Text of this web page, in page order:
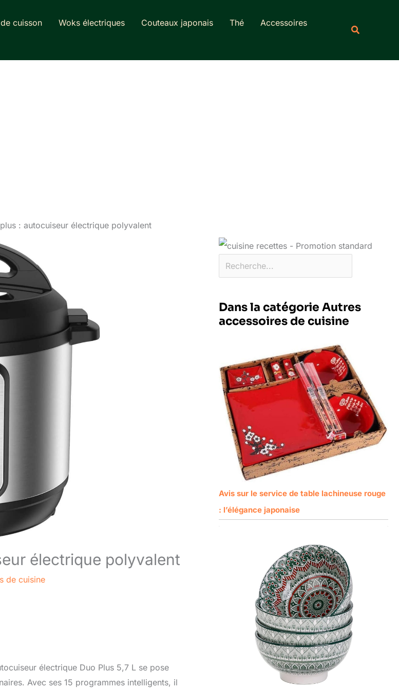
cuisson Woks électriques Couteaux japonais Thé
Accessoires
: autocuiseur électrique polyvalent
électrique polyvalent
de cuisine
électrique Duo Plus 5,7 L se pose
Avec ses 15 programmes intelligents, il
Dans la catégorie Autres
accessoires de cuisine
Avis sur le service de table lachineuse rouge
: l’élégance japonaise